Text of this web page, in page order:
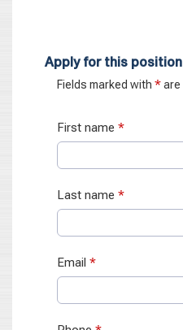
Apply for this position